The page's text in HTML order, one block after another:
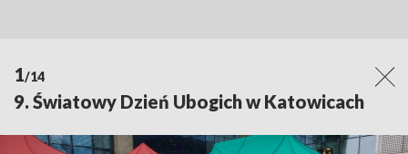
1/14
9. Światowy Dzień Ubogich w Katowicach